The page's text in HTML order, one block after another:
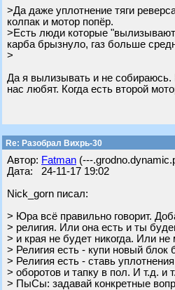
>Да даже уплотнение тяги
колпак и мотор попёр.
>Есть люди которые
карба брызнуло, газ больше
>
Да я вылизывать и не собираюсь.
нас любят. Когда есть второй
Re: Разобрал Вихрь-30
Автор: Fatman (---
Дата: 24-11-17 19:02
Nick_gorn писал:
> Юра всё правильно говорит.
> религия. Или она есть и ты
> и края не будет никогда. Или
> Религия есть - купи новый блок
> Религия есть - ставь
> оборотов и тапку в пол. И т.д. и
> ПыСы: задавай конкретные